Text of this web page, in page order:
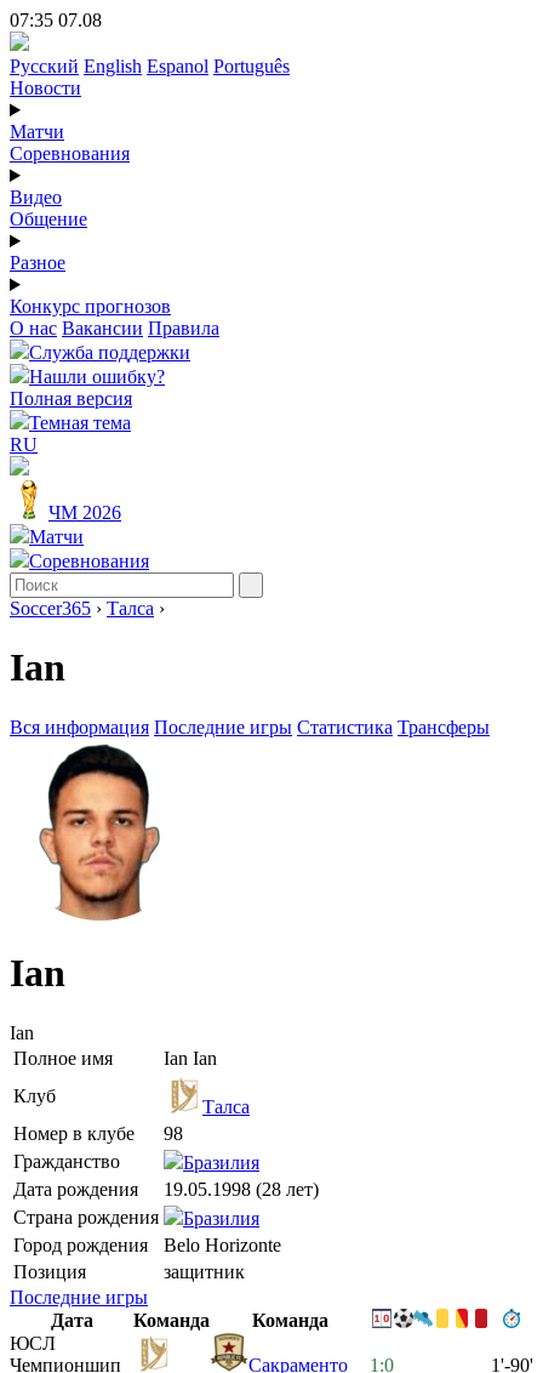
07:35 07.08
Русский English Espanol Português
Новости
Матчи
Соревнования
Видео
Общение
Разное
Конкурс прогнозов
О нас Вакансии Правила
Служба поддержки
Нашли ошибку?
Полная версия
Темная тема
RU
ЧМ 2026
Матчи
Соревнования
Soccer365 › Талса ›
Ian
Вся информация Последние игры Статистика Трансферы
Ian
Ian
Полное имя
Ian Ian
Клуб
Талса
Номер в клубе
98
Гражданство
Бразилия
Дата рождения
19.05.1998 (28 лет)
Страна рождения
Бразилия
Город рождения
Belo Horizonte
Позиция
защитник
Последние игры
Дата
Команда
Команда
ЮСЛ
Чемпионшип
Сакраменто
1:0 1'-90'